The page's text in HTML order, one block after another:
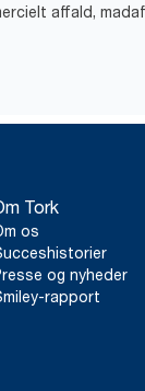
affald,
Tork
os
og nyheder
rapport